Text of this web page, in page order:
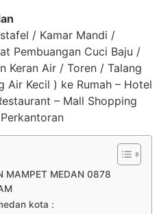
/ Kamar Mandi /
Pembuangan Cuci Baju /
Keran Air / Toren / Talang
Air Kecil ) ke Rumah – Hotel
– Mall Shopping
MAMPET MEDAN 0878
kota :